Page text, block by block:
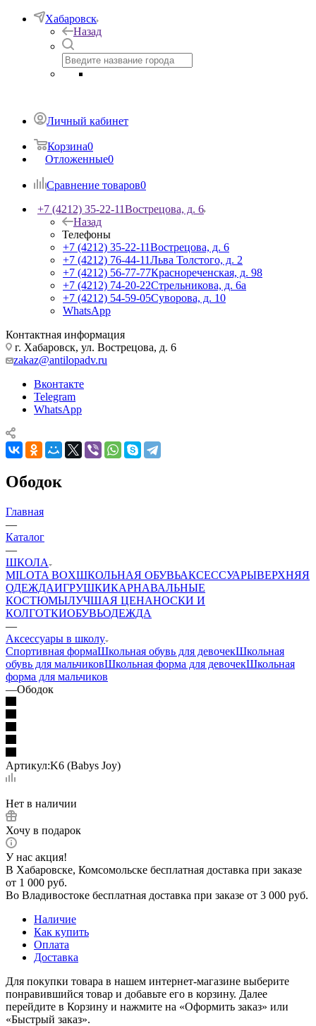
Хабаровск
Назад
Личный кабинет
Корзина0
Отложенные0
Сравнение товаров0
+7 (4212) 35-22-11Вострецова, д. 6
Назад
Телефоны
+7 (4212) 35-22-11Вострецова, д. 6
+7 (4212) 76-44-11Льва Толстого, д. 2
+7 (4212) 56-77-77Краснореченская, д. 98
+7 (4212) 74-20-22Стрельникова, д. 6а
+7 (4212) 54-59-05Суворова, д. 10
WhatsApp
Контактная информация
г. Хабаровск, ул. Вострецова, д. 6
zakaz@antilopadv.ru
Вконтакте
Telegram
WhatsApp
Ободок
Главная
—
Каталог
—
ШКОЛА
MILOTA BOXШКОЛЬНАЯ ОБУВЬАКСЕССУАРЫВЕРХНЯЯ
ОДЕЖДАИГРУШКИКАРНАВАЛЬНЫЕ
КОСТЮМЫЛУЧШАЯ ЦЕНАНОСКИ И
КОЛГОТКИОБУВЬОДЕЖДА
—
Аксессуары в школу
Спортивная формаШкольная обувь для девочекШкольная
обувь для мальчиковШкольная форма для девочекШкольная
форма для мальчиков
—Ободок
Артикул:K6 (Babys Joy)
Нет в наличии
Хочу в подарок
У нас акция!
В Хабаровске, Комсомольске бесплатная доставка при заказе
от 1 000 руб.
Во Владивостоке бесплатная доставка при заказе от 3 000 руб.
Наличие
Как купить
Оплата
Доставка
Для покупки товара в нашем интернет-магазине выберите
понравившийся товар и добавьте его в корзину. Далее
перейдите в Корзину и нажмите на «Оформить заказ» или
«Быстрый заказ».